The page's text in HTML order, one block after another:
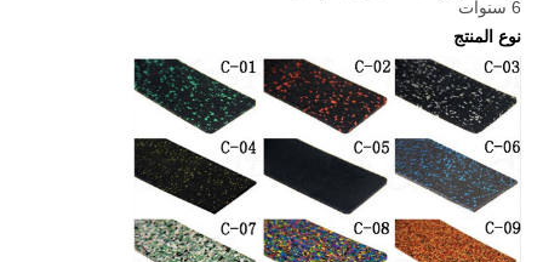
نوع المنتج